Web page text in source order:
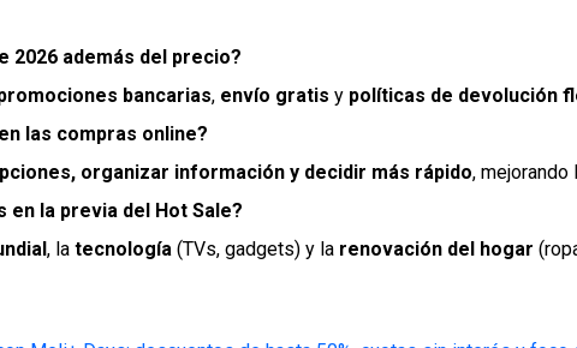
2026 además del precio?
bancarias, envío gratis y políticas de devolución
las compras online?
organizar información y decidir más rápido, mejorando
en la previa del Hot Sale?
, la tecnología (TVs, gadgets) y la renovación del hogar